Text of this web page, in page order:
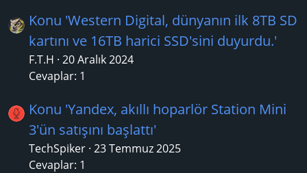
Konu 'Western Digital, dünyanın ilk 8TB SD
kartını ve 16TB harici SSD'sini duyurdu.'
F.T.H 20 Aralık 2024
Cevaplar: 1
Konu 'Yandex, akıllı hoparlör Station Mini
3'ün satışını başlattı'
TechSpiker 23 Temmuz 2025
Cevaplar: 1